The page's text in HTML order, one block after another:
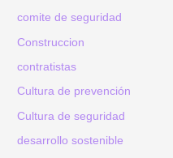
comite de seguridad
Construccion
contratistas
Cultura de prevención
Cultura de seguridad
desarrollo sostenible